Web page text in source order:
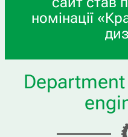
номінації